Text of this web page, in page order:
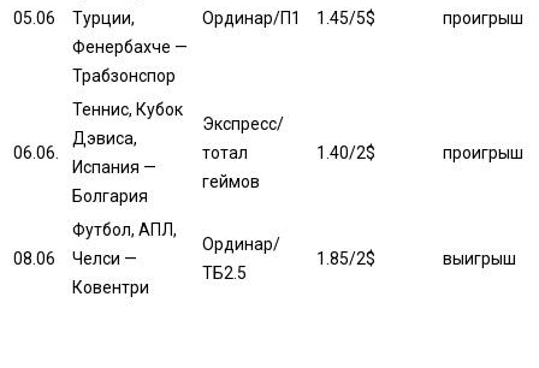
05.06
Турции,
Фенербахче —
Трабзонспор
Ординар/П1 1.45/5$ проигрыш
06.06.
Теннис, Кубок
Дэвиса,
Испания —
Болгария
Экспресс/
тотал
геймов
1.40/2$ проигрыш
08.06
Футбол, АПЛ,
Челси —
Ковентри
Ординар/
ТБ2.5
1.85/2$ выигрыш